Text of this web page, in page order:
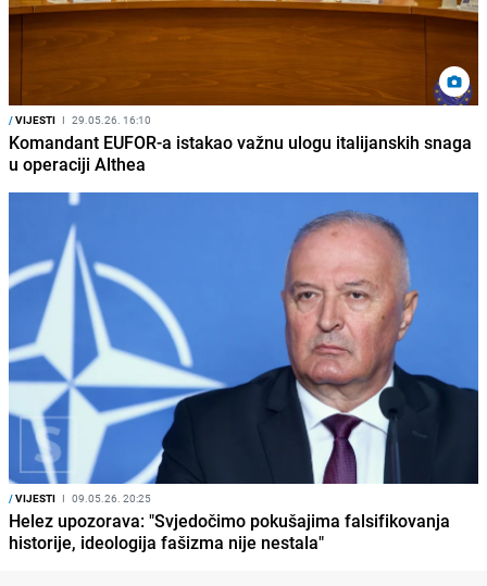
/VIJESTI I 29.05.26. 16:10
Komandant EUFOR-a istakao važnu ulogu italijanskih snaga
u operaciji Althea
/VIJESTI I 09.05.26. 20:25
Helez upozorava: "Svjedočimo pokušajima falsifikovanja
historije, ideologija fašizma nije nestala"